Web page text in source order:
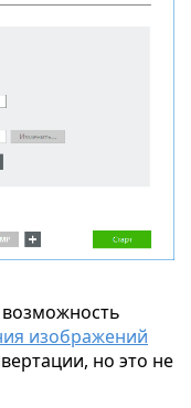
возможность
изображений
но это не